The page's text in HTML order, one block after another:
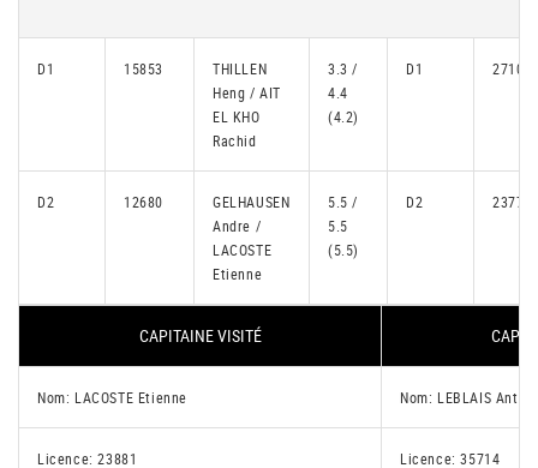
D1 15853
THILLEN
Heng / AIT
EL KHO
Rachid
3.3 /
4.4
(4.2)
D1 27104
D2 12680
GELHAUSEN
Andre /
LACOSTE
Etienne
5.5 /
5.5
(5.5)
D2 23771
CAPITAINE VISITÉ
Nom: LACOSTE Etienne Nom: LEBLAIS
Licence: 23881 Licence: 35714